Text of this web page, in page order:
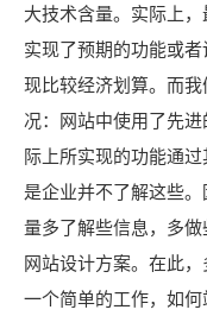
大技术含量。实际上
实现了预期的功能或
现比较经济划算。而
况：网站中使用了先
际上所实现的功能通
是企业并不了解这些
量多了解些信息，多
网站设计方案。在此
一个简单的工作，如